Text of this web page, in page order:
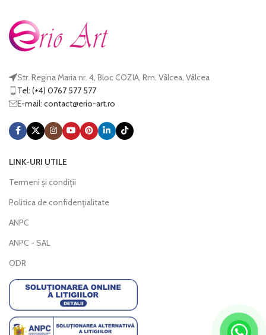
Str. Regina Maria nr. 4, Bloc COZIA, Rm. Vâlcea, Vâlcea
Tel: (+4) 0767 577 577
E-mail:
or.tra-oire
@tcatnoc
LINK-URI UTILE
Termeni și condiții
Politica de confidențialitate
ANPC
ANPC - SAL
ODR